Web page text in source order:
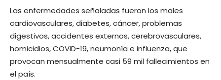
Las enfermedades señaladas fueron los males
cardiovasculares, diabetes, cáncer, problemas
digestivos, accidentes externos, cerebrovasculares,
homicidios, COVID-19, neumonía e influenza, que
provocan mensualmente casi 59 mil fallecimientos en
el país.